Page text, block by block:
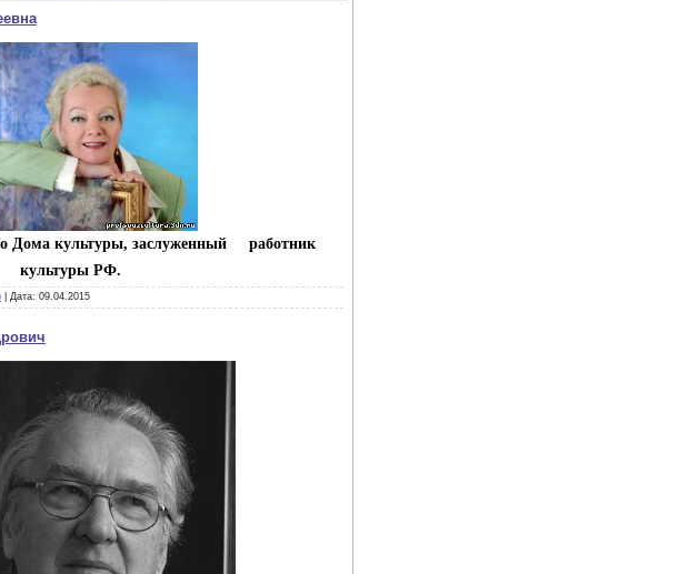
Дома культуры, заслуженный работник
культуры РФ.
Дата: 09.04.2015